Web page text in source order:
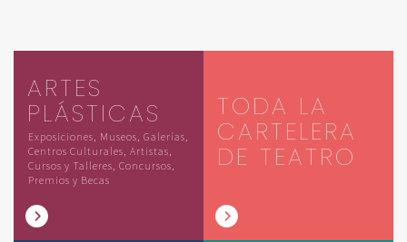
ARTES
PLÁSTICAS
Exposiciones, Museos, Galerías,
Centros Culturales, Artistas,
Cursos y Talleres, Concursos,
Premios y Becas
TODA LA
CARTELERA
DE TEATRO